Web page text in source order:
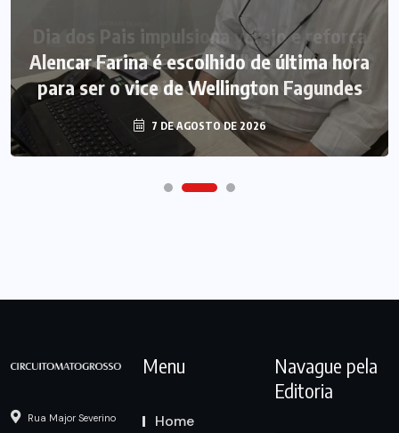
Alencar Farina é escolhido de última hora
para ser o vice de Wellington Fagundes
7 DE AGOSTO DE 2026
Rua Major Severino
Menu
Home
Navague pela
Editoria